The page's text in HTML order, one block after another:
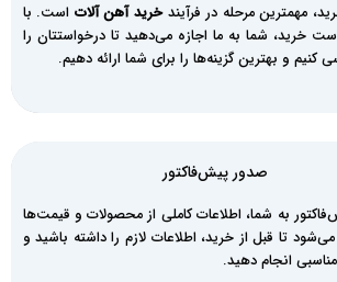
مرحله در فرآیندخرید آهن آلاتاست. با
شما به ما اجازه می‌دهید تا درخواستتان را
و بهترین گزینه‌ها را برای شما ارائه دهیم.
صدور پیش‌فاکتور
به شما، اطلاعات کاملی از محصولات و قیمت‌ها
تا قبل از خرید، اطلاعات لازم را داشته باشید و
انجام دهید.